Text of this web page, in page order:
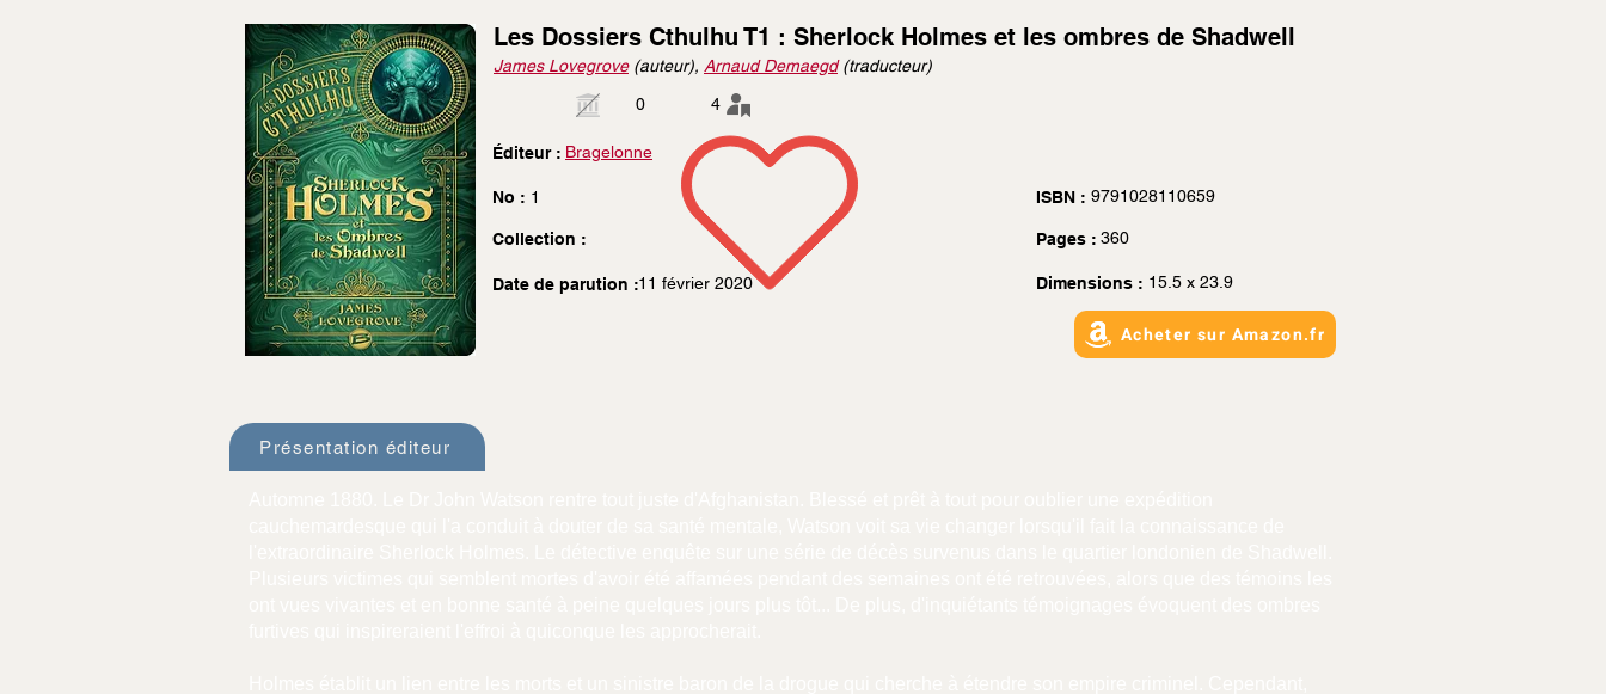
Les Dossiers Cthulhu T1 : Sherlock Holmes et les ombres de Shadwell
James Lovegrove(auteur), Arnaud Demaegd(traducteur)
0
4
Éditeur : Bragelonne
No : 1
Collection :
Date de parution :11 février 2020
ISBN : 9791028110659
Pages : 360
Dimensions : 15.5 x 23.9
Acheter sur Amazon.fr
Présentation éditeur